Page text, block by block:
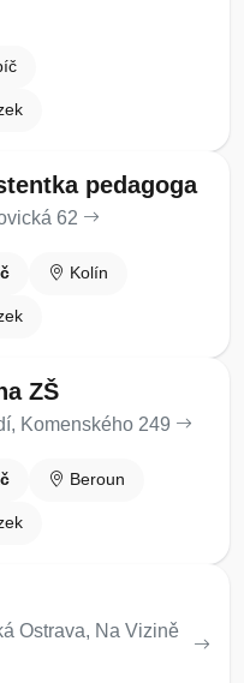
pedagoga
62
Kolín
ZŠ
Komenského 249
Beroun
Ostrava, Na Vizině